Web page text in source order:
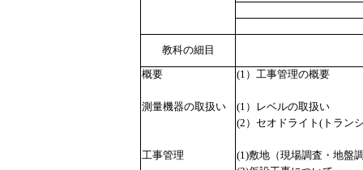
教科の細目
概要 (1）工事管理の概要
測量機器の取扱い
(1）レベルの取扱い
(2）セオドライト(トラン
工事管理
(1)敷地（現場調査・地盤